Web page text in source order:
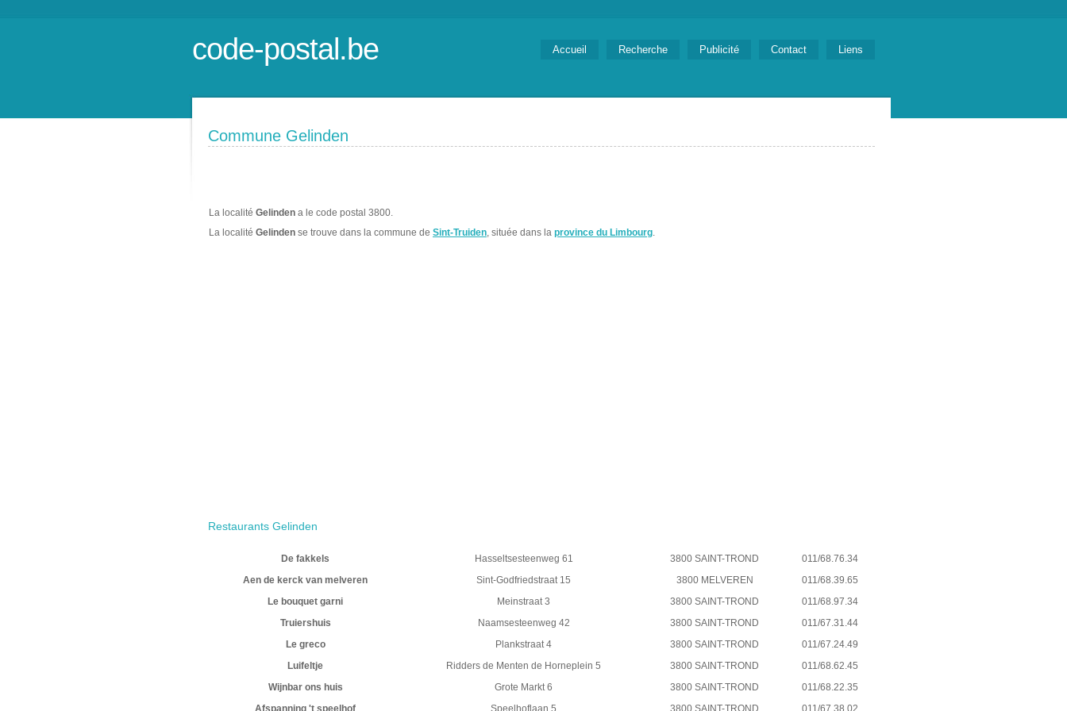
code-postal.be Accueil Recherche Publicité Contact Liens
Commune Gelinden
La localité Gelinden a le code postal 3800.
La localité Gelinden se trouve dans la commune de Sint-Truiden, située dans la province du Limbourg.
Restaurants Gelinden
De fakkels Hasseltsesteenweg 61 3800 SAINT-TROND
011/68.76.34
Aen de kerck van melveren
Sint-Godfriedstraat 15 3800 MELVEREN
011/68.39.65
Le bouquet garni
Meinstraat 3 3800 SAINT-TROND
011/68.97.34
Truiershuis
Naamsesteenweg 42 3800 SAINT-TROND
011/67.31.44
Le greco
Plankstraat 4 3800 SAINT-TROND
011/67.24.49
Luifeltje
Ridders de Menten de Horneplein 5 3800 SAINT-TROND
011/68.62.45
Wijnbar ons huis
Grote Markt 6 3800 SAINT-TROND
011/68.22.35
Afspanning 't speelhof
Speelhoflaan 5 3800 SAINT-TROND 011/67.38.02